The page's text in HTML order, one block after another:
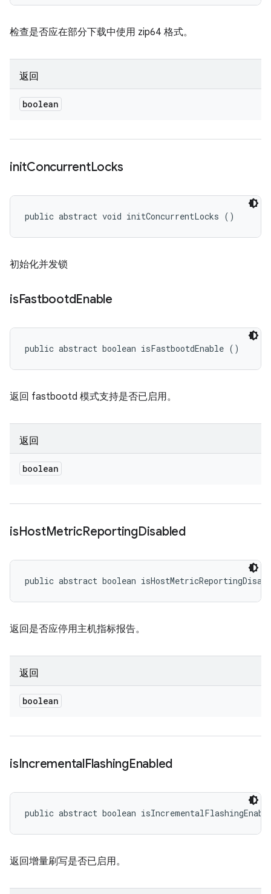
检查是否应在部分下载中使用 zip64 格式。
返回
boolean
initConcurrentLocks
public abstract void initConcurrentLocks ()
初始化并发锁
isFastbootdEnable
public abstract boolean isFastbootdEnable ()
返回 fastbootd 模式支持是否已启用。
返回
boolean
isHostMetricReportingDisabled
public abstract boolean
返回是否应停用主机指标报告。
返回
boolean
isIncrementalFlashingEnabled
public abstract boolean
返回增量刷写是否已启用。